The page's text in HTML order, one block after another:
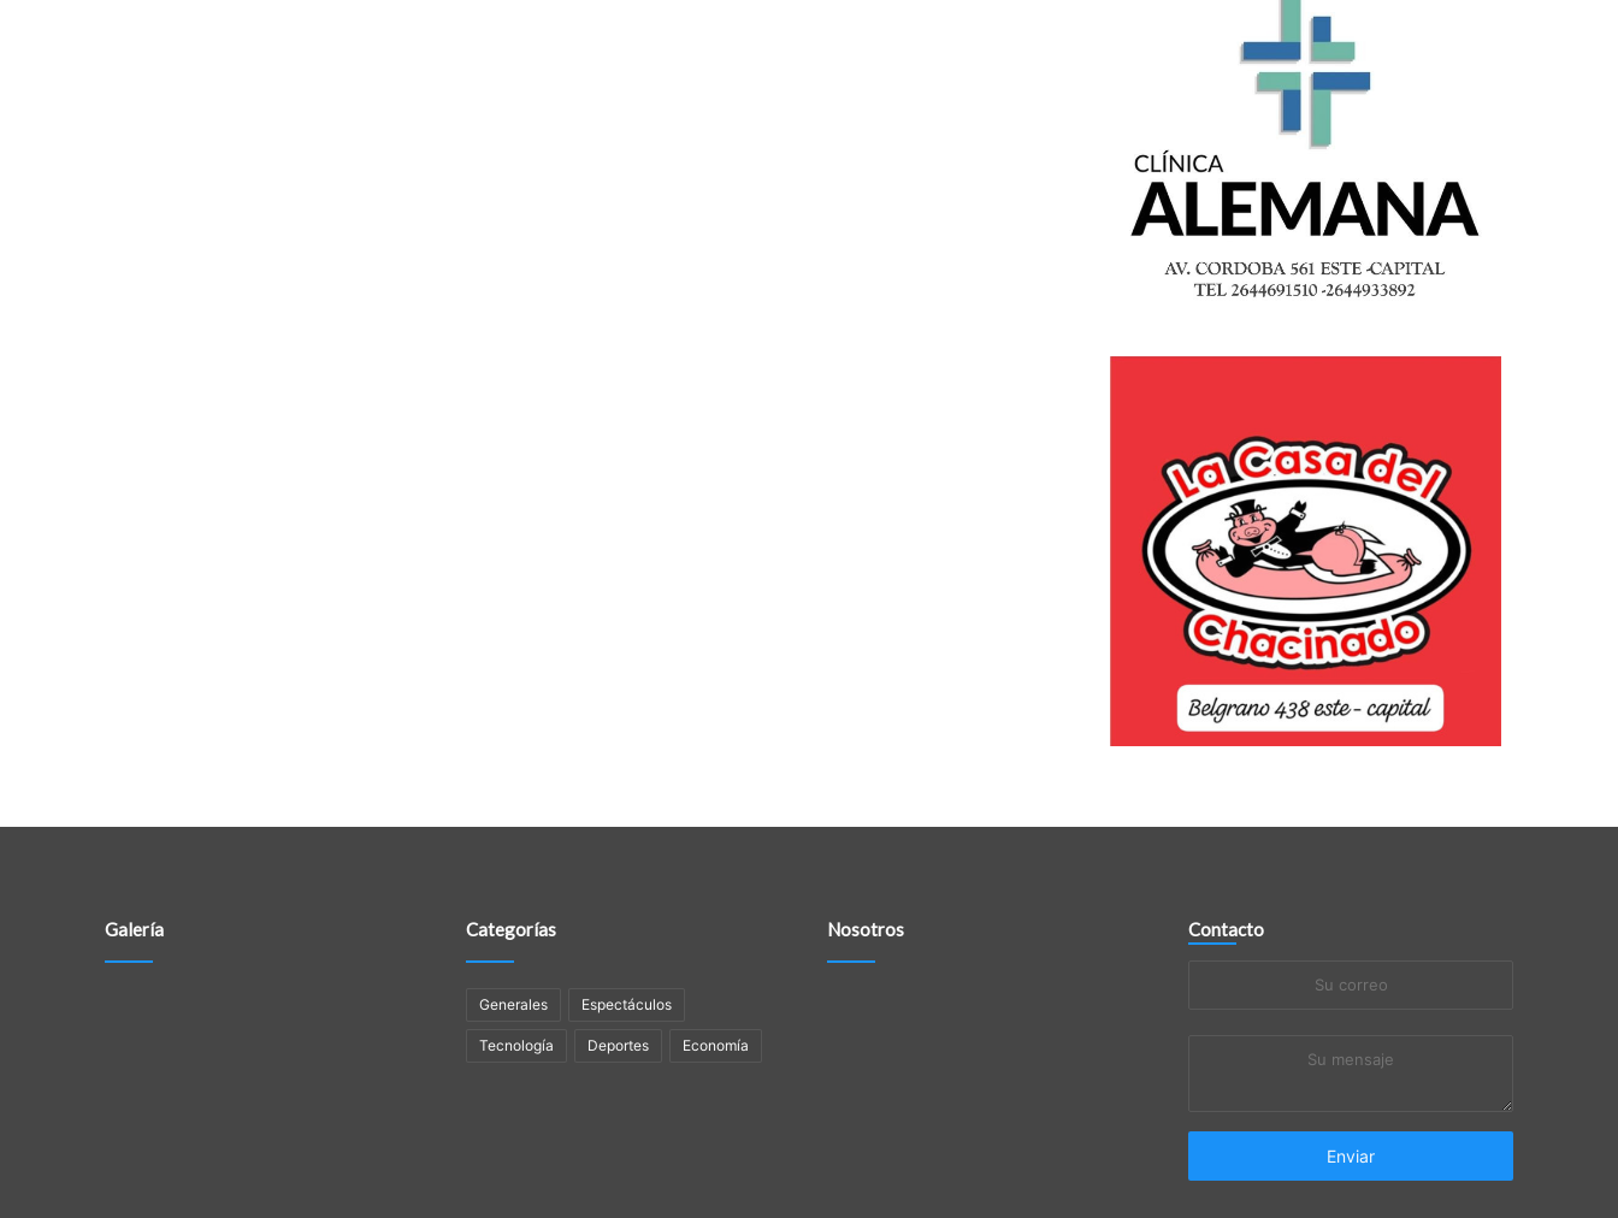
Galería Categorías
Generales Espectáculos
Tecnología Deportes Economía
Nosotros Contacto